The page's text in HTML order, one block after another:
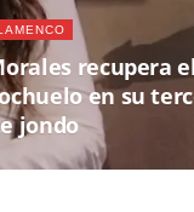
recupera
en su
jondo